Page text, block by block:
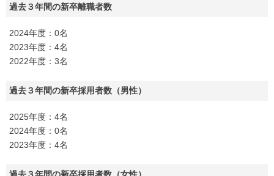
過去３年間の新卒離職者数
2024年度：0名
2023年度：4名
2022年度：3名
過去３年間の新卒採用者数（男性）
2025年度：4名
2024年度：0名
2023年度：4名